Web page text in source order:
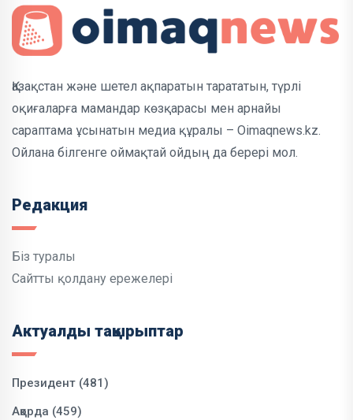
Қазақстан және шетел ақпаратын тарататын, түрлі
оқиғаларға мамандар көзқарасы мен арнайы
сараптама ұсынатын медиа құралы – Oimaqnews.kz.
Ойлана білгенге оймақтай ойдың да берері мол.
Редакция
Біз туралы
Сайтты қолдану ережелері
Актуалды тақырыптар
Президент (481)
Ақорда (459)